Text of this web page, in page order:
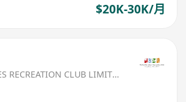
$20K-30K/月
UNITED SERVICES RECREATION CLUB LIMITED